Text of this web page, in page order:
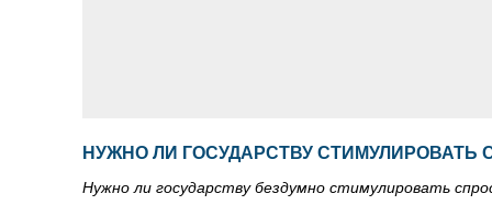
НУЖНО ЛИ ГОСУДАРСТВУ СТИМУЛИРОВАТЬ
Нужно ли государству бездумно стимулировать